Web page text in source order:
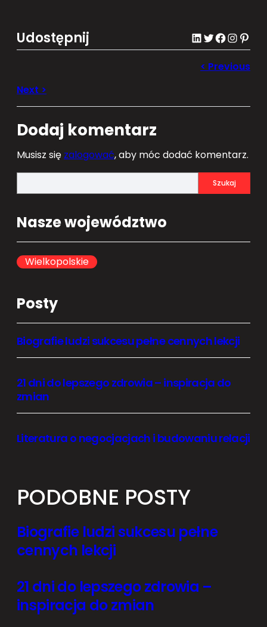
Udostępnij LinkedIn Twitter Facebook Instagram Pinterest
Dodaj komentarz
Musisz się zalogować, aby móc dodać komentarz.
e
r
c
h
Szukaj
Nasze województwo
Wielkopolskie
Posty
Biografie ludzi sukcesu pełne cennych lekcji
21 dni do lepszego zdrowia – inspiracja do
zmian
Literatura o negocjacjach i budowaniu relacji
PODOBNE POSTY
Biografie ludzi sukcesu pełne
cennych lekcji
21 dni do lepszego zdrowia –
inspiracja do zmian